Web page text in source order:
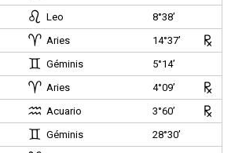
Leo
8°38’
Aries
14°37’
Géminis
5°14’
Aries
4°09’
Acuario
3°60’
Géminis
28°30’